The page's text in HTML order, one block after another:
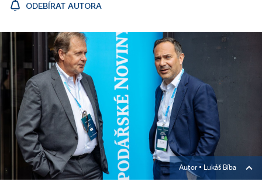
ODEBÍRAT AUTORA
Autor ▪ Lukáš Bíba